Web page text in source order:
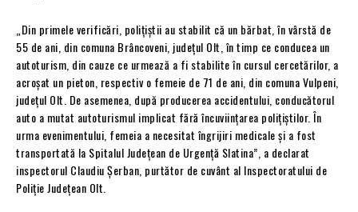
„Din primele verificări, polițiștii au stabilit că un bărbat, în vârstă de
55 de ani, din comuna Brâncoveni, județul Olt, în timp ce conducea un
autoturism, din cauze ce urmează a fi stabilite în cursul cercetărilor, a
acroșat un pieton, respectiv o femeie de 71 de ani, din comuna Vulpeni,
județul Olt. De asemenea, după producerea accidentului, conducătorul
auto a mutat autoturismul implicat fără încuviințarea polițiștilor. În
urma evenimentului, femeia a necesitat îngrijiri medicale și a fost
transportată la Spitalul Județean de Urgență Slatina”, a declarat
inspectorul Claudiu Șerban, purtător de cuvânt al Inspectoratului de
Poliție Județean Olt.